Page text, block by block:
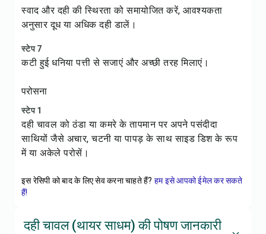
स्वाद और दही की स्थिरता को समायोजित करें, आवश्यकता
अनुसार दूध या अधिक दही डालें।
स्टेप 7
कटी हुई धनिया पत्ती से सजाएं और अच्छी तरह मिलाएं।
परोसना
स्टेप 1
दही चावल को ठंडा या कमरे के तापमान पर अपने पसंदीदा
साथियों जैसे अचार, चटनी या पापड़ के साथ साइड डिश के रूप
में या अकेले परोसें।
इस रेसिपी को बाद के लिए सेव करना चाहते हैं? हम इसे आपको ईमेल कर सकते
हैं!
दही चावल (थायर साधम) की पोषण जानकारी